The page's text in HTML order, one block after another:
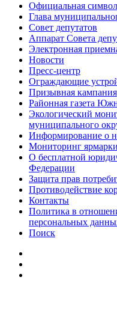
Официальная
Глава
Совет депутатов
Аппарат Совета
Электронная
Новости
Пресс-центр
Ограждающие
Призывная кампания
Районная газета
Экологический
муниципального
Информирование о
Мониторинг
О бесплатной
Федерации
Защита прав
Противодействие
Контакты
Политика в
персональных
Поиск